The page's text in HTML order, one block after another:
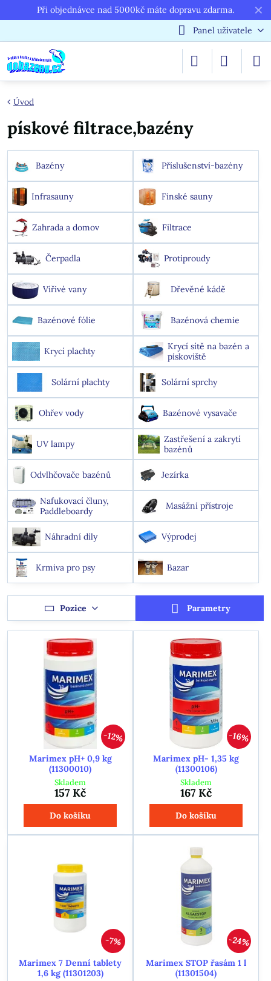
✕
Při objednávce nad 5000kč máte dopravu zdarma.
Panel uživatele
Úvod
pískové filtrace,bazény
Bazény Příslušenství-bazény
Infrasauny Finské sauny
Zahrada a domov Filtrace
Čerpadla Protiproudy
Vířivé vany Dřevěné kádě
Bazénové fólie Bazénová chemie
Krycí plachty
Krycí sítě na bazén a
pískoviště
Solární plachty Solární sprchy
Ohřev vody Bazénové vysavače
UV lampy
Zastřešení a zakrytí
bazénů
Odvlhčovače bazénů Jezírka
Nafukovací čluny,
Paddleboardy
Masážní přístroje
Náhradní díly Výprodej
Krmiva pro psy Bazar
Pozice Parametry
12%
Marimex pH+ 0,9 kg
(11300010)
Skladem
157 Kč
Do košíku
16%
Marimex pH- 1,35 kg
(11300106)
Skladem
167 Kč
Do košíku
7%
Marimex 7 Denní tablety
1,6 kg (11301203)
24%
Marimex STOP řasám 1 l
(11301504)